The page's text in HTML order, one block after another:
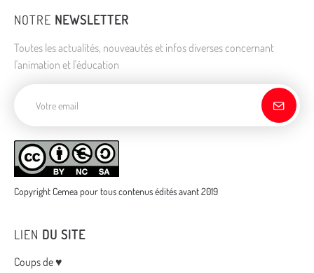
NOTRE NEWSLETTER
Toutes les actualités, nouveautés et infos diverses concernant
l'animation et l'éducation
Copyright Cemea pour tous contenus édités avant 2019
LIEN DU SITE
Coups de ♥